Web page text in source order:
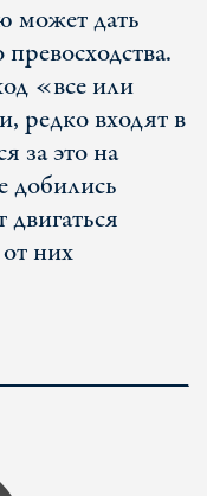
может дать
«все или
редко входят в
за это на
добились
них